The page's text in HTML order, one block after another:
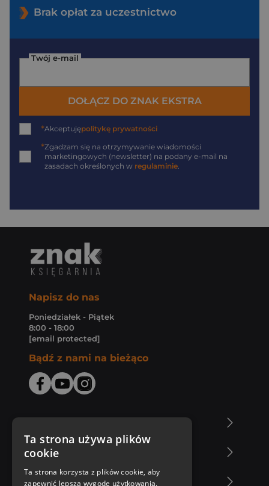
Brak opłat za uczestnictwo
Twój e-mail
DOŁĄCZ DO ZNAK EKSTRA
*Akceptujępolitykę prywatności
*Zgadzam się na otrzymywanie wiadomości
marketingowych (newsletter) na podany e-mail na
zasadach określonych w regulaminie.
Napisz do nas
Poniedziałek - Piątek
8:00 - 18:00
[email protected]
Bądź z nami na bieżąco
Zakupy u nas
Nasza oferta
Ta strona używa plików
cookie
Ta strona korzysta z plików cookie, aby
zapewnić lepszą wygodę użytkowania.